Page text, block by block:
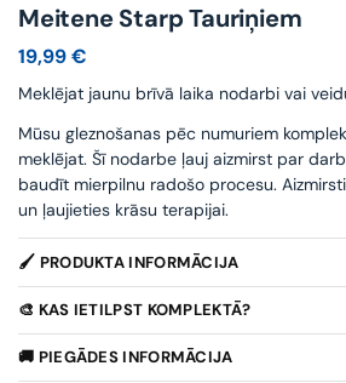
Meitene Starp Tauriņiem
19,99€
Meklējat jaunu brīvā laika nodarbi vai
Mūsu gleznošanas pēc numuriem
meklējat. Šī nodarbe ļauj aizmirst par
baudīt mierpilnu radošo procesu.
un ļaujieties krāsu terapijai.
🖌️ PRODUKTA INFORMĀCIJA
🎨 KAS IETILPST KOMPLEKTĀ?
🚚 PIEGĀDES INFORMĀCIJA